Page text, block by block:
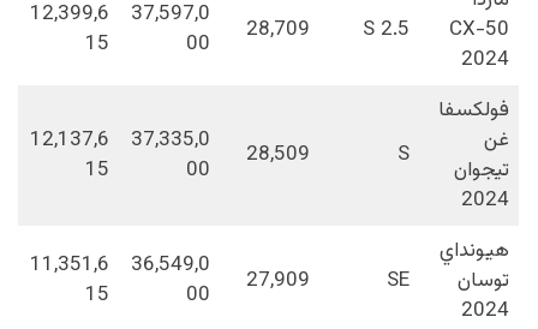
CX-50
2024
2.5 S
28,709
37,597,0
00
12,399,6
15
فولكسفا
غن
تيجوان
2024
S
28,509
37,335,0
00
12,137,6
15
هيونداي
توسان
2024
SE
27,909
36,549,0
00
11,351,6
15